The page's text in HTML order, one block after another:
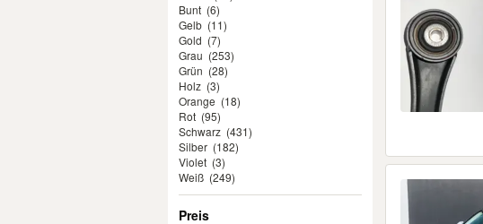
Bunt (6)
Gelb (11)
Gold (7)
Grau (253)
Grün (28)
Holz (3)
Orange (18)
Rot (95)
Schwarz (431)
Silber (182)
Violet (3)
Weiß (249)
Preis